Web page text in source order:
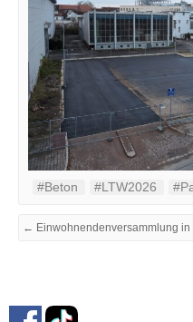
#Beton #LTW2026
← Einwohnendenversammlung in